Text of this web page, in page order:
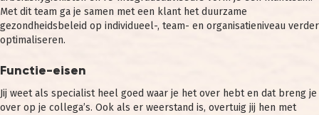
Met dit team ga je samen met een klant het duurzame
gezondheidsbeleid op individueel-, team- en organisatieniveau verder
optimaliseren.
Functie-eisen
Jij weet als specialist heel goed waar je het over hebt en dat breng je
over op je collega’s. Ook als er weerstand is, overtuig jij hen met